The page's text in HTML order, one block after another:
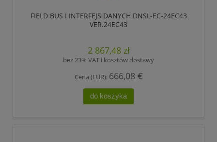
FIELD BUS I INTERFEJS DANYCH DNSL-EC-24EC43
VER.24EC43
2 867,48 zł
bez 23% VAT i kosztów dostawy
Cena (EUR): 666,08 €
do koszyka